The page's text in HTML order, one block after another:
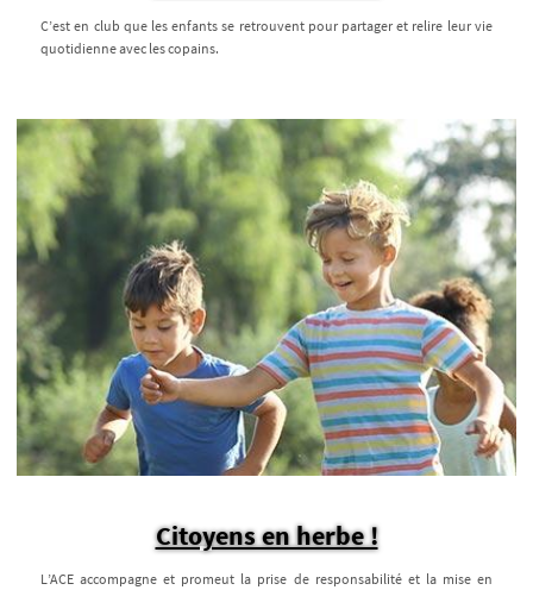
C’est en club que les enfants se retrouvent pour partager et relire leur vie
quotidienne avec les copains.
Citoyens en herbe !
L’ACE accompagne et promeut la prise de responsabilité et la mise en